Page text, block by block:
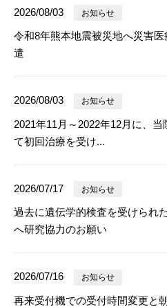
2026/08/03 お知らせ
令和8年熊本地震被災地へ災害
遣
2026/08/03 お知らせ
2021年11月～2022年12月に、
て初回治療を受け...
2026/07/17 お知らせ
過去に遺伝学的検査を受けられ
へ研究協力のお願い
2026/07/16 お知らせ
再来受付機での受付時間変更と